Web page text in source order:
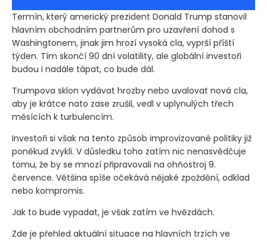
Termín, který americký prezident Donald Trump stanovil
hlavním obchodním partnerům pro uzavření dohod s
Washingtonem, jinak jim hrozí vysoká cla, vyprší příští
týden. Tím skončí 90 dní volatility, ale globální investoři
budou i nadále tápat, co bude dál.
Trumpova sklon vydávat hrozby nebo uvalovat nová cla,
aby je krátce nato zase zrušil, vedl v uplynulých třech
měsících k turbulencím.
Investoři si však na tento způsob improvizované politiky již
poněkud zvykli. V důsledku toho zatím nic nenasvědčuje
tomu, že by se mnozí připravovali na ohňostroj 9.
července. Většina spíše očekává nějaké zpoždění, odklad
nebo kompromis.
Jak to bude vypadat, je však zatím ve hvězdách.
Zde je přehled aktuální situace na hlavních trzích ve